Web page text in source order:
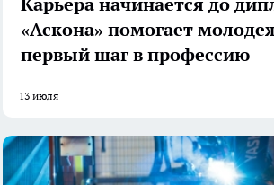
Карьера начинается до
«Аскона» помогает
первый шаг в профессию
13 июля